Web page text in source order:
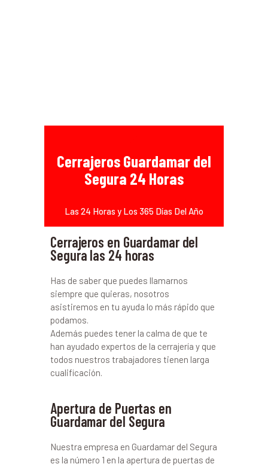
Cerrajeros Guardamar del
Segura 24 Horas
Las 24 Horas y Los 365 Días Del Año
Cerrajeros en Guardamar del
Segura las 24 horas
Has de saber que puedes llamarnos
siempre que quieras, nosotros
asistiremos en tu ayuda lo más rápido que
podamos.
Además puedes tener la calma de que te
han ayudado expertos de la cerrajería y que
todos nuestros trabajadores tienen larga
cualificación.
Apertura de Puertas en
Guardamar del Segura
Nuestra empresa en Guardamar del Segura
es la número 1 en la apertura de puertas de